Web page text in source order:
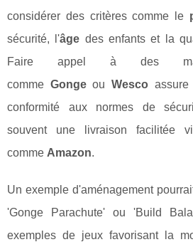
considérer des critères comme le
sécurité, l'âge des enfants et la
Faire appel à des
comme GongeouWesco
conformité aux normes de
souvent une livraison facilitée
comme Amazon.
Un exemple d'aménagement
'Gonge Parachute' ou 'Build
exemples de jeux favorisant la